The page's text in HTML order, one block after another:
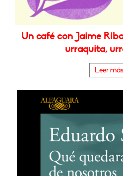
Un café con Jaime
urraquita,
Leer